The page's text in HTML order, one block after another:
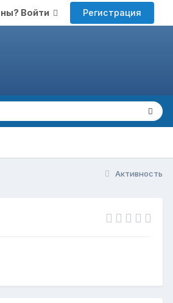
Войти Регистрация
Активность